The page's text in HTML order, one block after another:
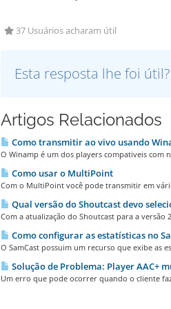
37 Usuários acharam útil
Esta resposta lhe foi útil?
Artigos Relacionados
Como transmitir ao vivo usando
O Winamp é um dos players compativeis com
Como usar o MultiPoint
Com o MultiPoint você pode transmitir em
Qual versão do Shoutcast devo
Com a atualização do Shoutcast para a versão
Como configurar as estatísticas no
O SamCast possuim um recurso que exibe as
Solução de Problema: Player AAC+
Um erro que pode ocorrer quando o cliente